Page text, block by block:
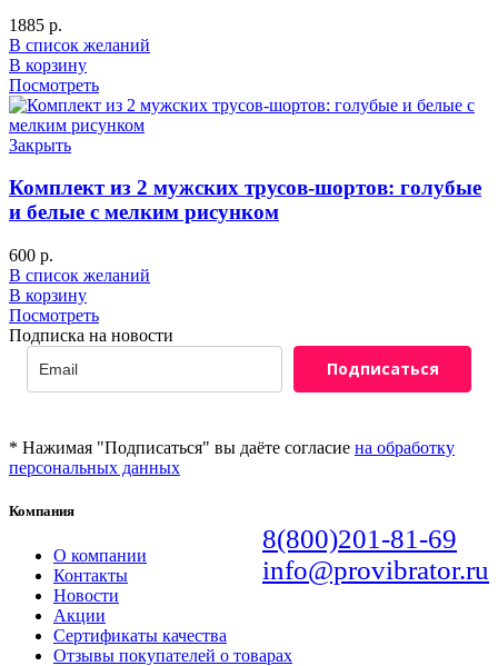
1885 р.
В список желаний
В корзину
Посмотреть
Закрыть
Комплект из 2 мужских трусов-шортов: голубые
и белые с мелким рисунком
600 р.
В список желаний
В корзину
Посмотреть
Подписка на новости
Подписаться
* Нажимая "Подписаться" вы даёте согласие на обработку
персональных данных
8(800)201-81-69
info@provibrator.ru
Компания
О компании
Контакты
Новости
Акции
Сертификаты качества
Отзывы покупателей о товарах